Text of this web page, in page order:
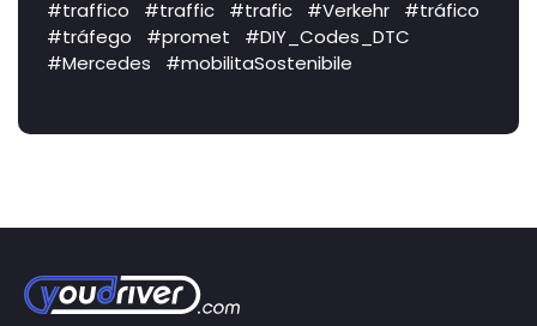
#traffico #traffic #trafic #Verkehr
#tráfico
#tráfego
#promet
#DIY_Codes_DTC
#Mercedes
#mobilitaSostenibile